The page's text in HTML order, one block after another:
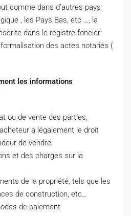
comme dans d’autres pays
, les Pays Bas, etc …, la
dans le registre foncier
des actes notariés (
les informations
ou de vente des parties,
a légalement le droit
de vendre.
et des charges sur la
de la propriété, tels que les
de construction, etc…
de paiement